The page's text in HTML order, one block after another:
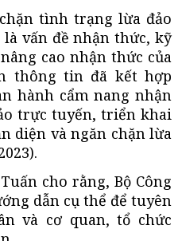
tình trạng lừa đảo
vấn đề nhận thức, kỹ
cao nhận thức của
thông tin đã kết hợp
hành cẩm nang nhận
trực tuyến, triển khai
diện và ngăn chặn lừa
cho rằng, Bộ Công
dẫn cụ thể để tuyên
và cơ quan, tổ chức